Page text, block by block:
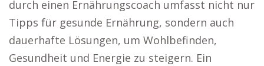
durch einen Ernährungscoach umfasst nicht nur
Tipps für gesunde Ernährung, sondern auch
dauerhafte Lösungen, um Wohlbefinden,
Gesundheit und Energie zu steigern. Ein